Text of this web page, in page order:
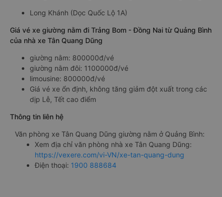
Long Khánh (Dọc Quốc Lộ 1A)
Giá vé xe giường nằm đi Trảng Bom - Đồng Nai từ Quảng Bình
của nhà xe Tân Quang Dũng
giường nằm: 800000đ/vé
giường nằm đôi: 1100000đ/vé
limousine: 800000đ/vé
Giá vé xe ổn định, không tăng giảm đột xuất trong các
dịp Lễ, Tết cao điểm
Thông tin liên hệ
Văn phòng xe Tân Quang Dũng giường nằm ở Quảng Bình:
Xem địa chỉ văn phòng nhà xe Tân Quang Dũng:
https://vexere.com/vi-VN/xe-tan-quang-dung
Điện thoại: 1900 888684